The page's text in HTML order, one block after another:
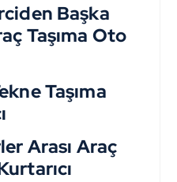
Başka
Taşıma Oto
Taşıma
Arası Araç